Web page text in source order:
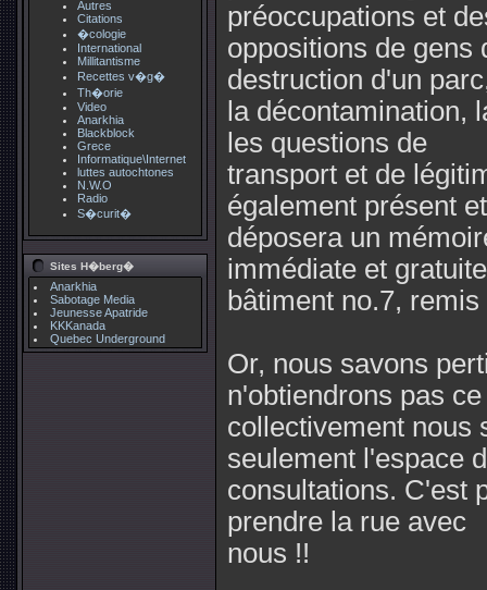
Autres
Citations
�cologie
International
Millitantisme
Recettes v�g�
Th�orie
Video
Anarkhia
Blackblock
Grece
Informatique\Internet
luttes autochtones
N.W.O
Radio
S�curit�
Sites H�berg�
Anarkhia
Sabotage Media
Jeunesse Apatride
KKKanada
Quebec Underground
préoccupations et
oppositions de gens
destruction d'un
la décontamination,
les questions de
transport et de
également présent et
déposera un
immédiate et
bâtiment no.7,
Or, nous savons
n'obtiendrons pas
collectivement nous
seulement l'espace
consultations. C'est
prendre la rue avec
nous !!